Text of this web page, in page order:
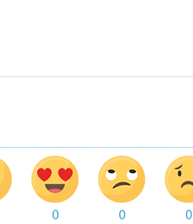
0 0 0